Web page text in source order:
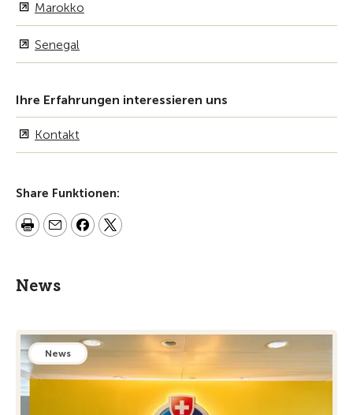
Marokko
Senegal
Ihre Erfahrungen interessieren uns
Kontakt
Share Funktionen:
News
News